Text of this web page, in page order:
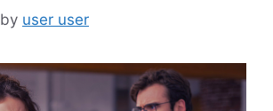
by user user